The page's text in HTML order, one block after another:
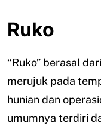
Ruko
“Ruko” berasal
merujuk pada
hunian dan
umumnya terdiri